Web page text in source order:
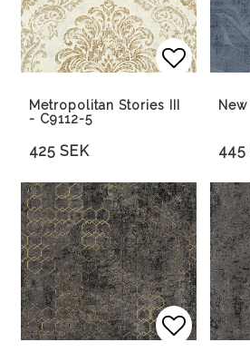
Metropolitan Stories III
- C9112-5
425 SEK 445